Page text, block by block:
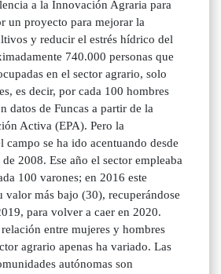
a la Innovación Agraria para
un proyecto para mejorar la
y reducir el estrés hídrico del
740.000 personas que
en el sector agrario, solo
es decir, por cada 100 hombres
datos de Funcas a partir de la
Activa (EPA). Pero la
campo se ha ido acentuando desde
2008. Ese año el sector empleaba
100 varones; en 2016 este
valor más bajo (30), recuperándose
para volver a caer en 2020.
entre mujeres y hombres
agrario apenas ha variado. Las
autónomas son